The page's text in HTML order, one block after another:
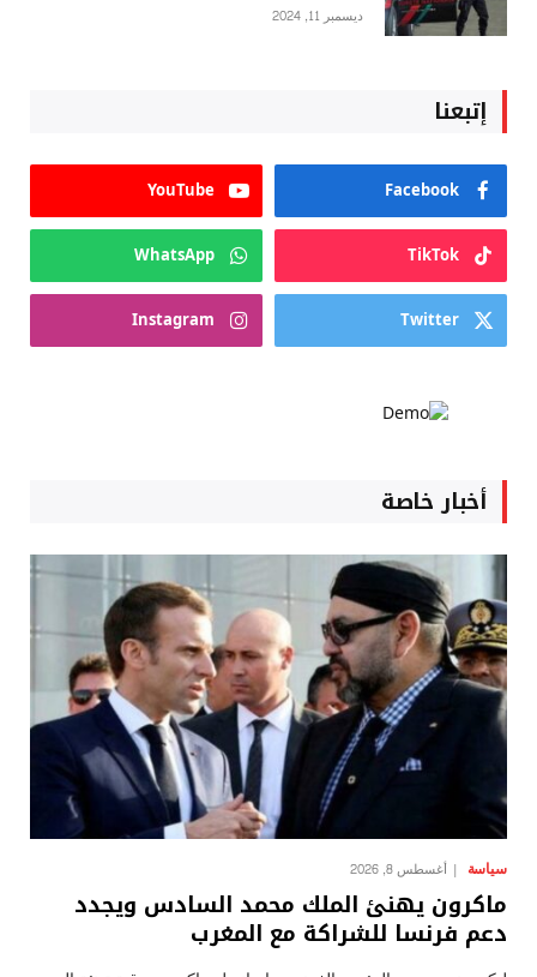
ديسمبر 11, 2024
إتبعنا
Facebook
YouTube
TikTok
WhatsApp
Twitter
Instagram
أخبار خاصة
سياسة أغسطس 8, 2026
ماكرون يهنئ الملك محمد السادس ويجدد
دعم فرنسا للشراكة مع المغرب